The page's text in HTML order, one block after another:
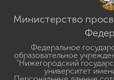
Министерство
Федеральное
образовательное
"Нижегородский
университет